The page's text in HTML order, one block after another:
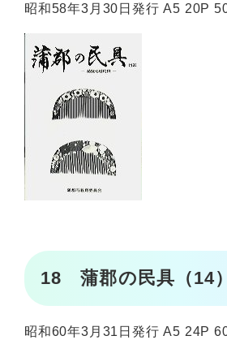
昭和58年3月30日発行 A5 20P
18 蒲郡の民具（14
昭和60年3月31日発行 A5 24P